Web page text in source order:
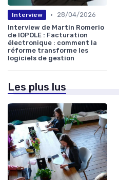
Interview •
28/04/2026
Interview de Martin Romerio
de IOPOLE : Facturation
électronique : comment la
réforme transforme les
logiciels de gestion
Les plus lus